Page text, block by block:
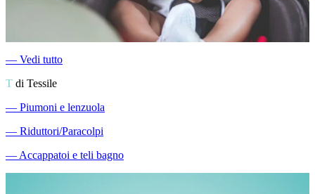
― Vedi tutto
T di Tessile
― Piumoni e lenzuola
― Riduttori/Paracolpi
―Accappatoi e teli bagno